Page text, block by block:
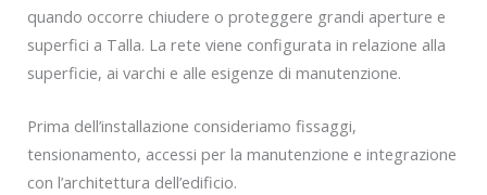
quando occorre chiudere o proteggere grandi aperture e
superfici a Talla. La rete viene configurata in relazione alla
superficie, ai varchi e alle esigenze di manutenzione.
Prima dell’installazione consideriamo fissaggi,
tensionamento, accessi per la manutenzione e integrazione
con l’architettura dell’edificio.